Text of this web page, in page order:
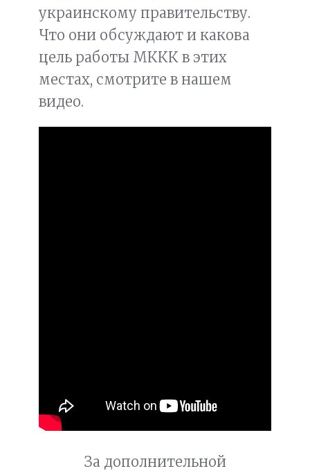
украинскому правительству.
Что они обсуждают и какова
цель работы МККК в этих
местах, смотрите в нашем
видео.
За дополнительной